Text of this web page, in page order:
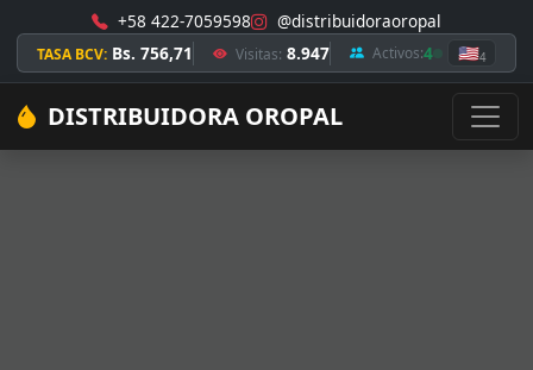
+58 422-7059598 @distribuidoraoropal
TASA BCV: Bs. 756,71 Visitas: 8.947 Activos:4 🇺🇸4
DISTRIBUIDORA OROPAL